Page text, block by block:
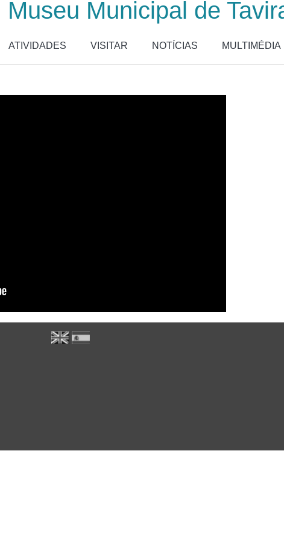
Museu Municipal de
ATIVIDADES VISITAR NOTÍCIAS MULTIMÉDIA